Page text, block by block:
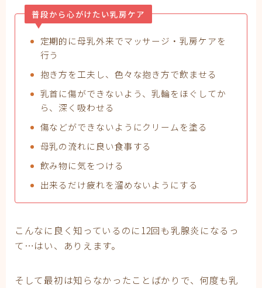
普段から心がけたい乳房ケア
定期的に母乳外来でマッサージ・乳房ケアを
行う
抱き方を工夫し、色々な抱き方で飲ませる
乳首に傷ができないよう、乳輪をほぐしてか
ら、深く吸わせる
傷などができないようにクリームを塗る
母乳の流れに良い食事する
飲み物に気をつける
出来るだけ疲れを溜めないようにする
こんなに良く知っているのに12回も乳腺炎になるっ
て…はい、ありえます。
そして最初は知らなかったことばかりで、何度も乳